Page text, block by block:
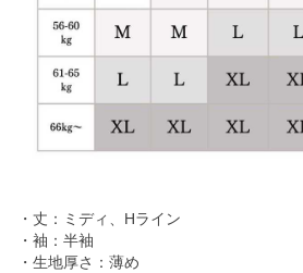
・丈：ミディ、Hライン
・袖：半袖
・生地厚さ：薄め